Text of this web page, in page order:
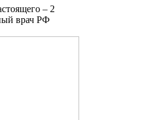
– 2
врач РФ